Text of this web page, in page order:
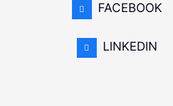
FACEBOOK
LINKEDIN